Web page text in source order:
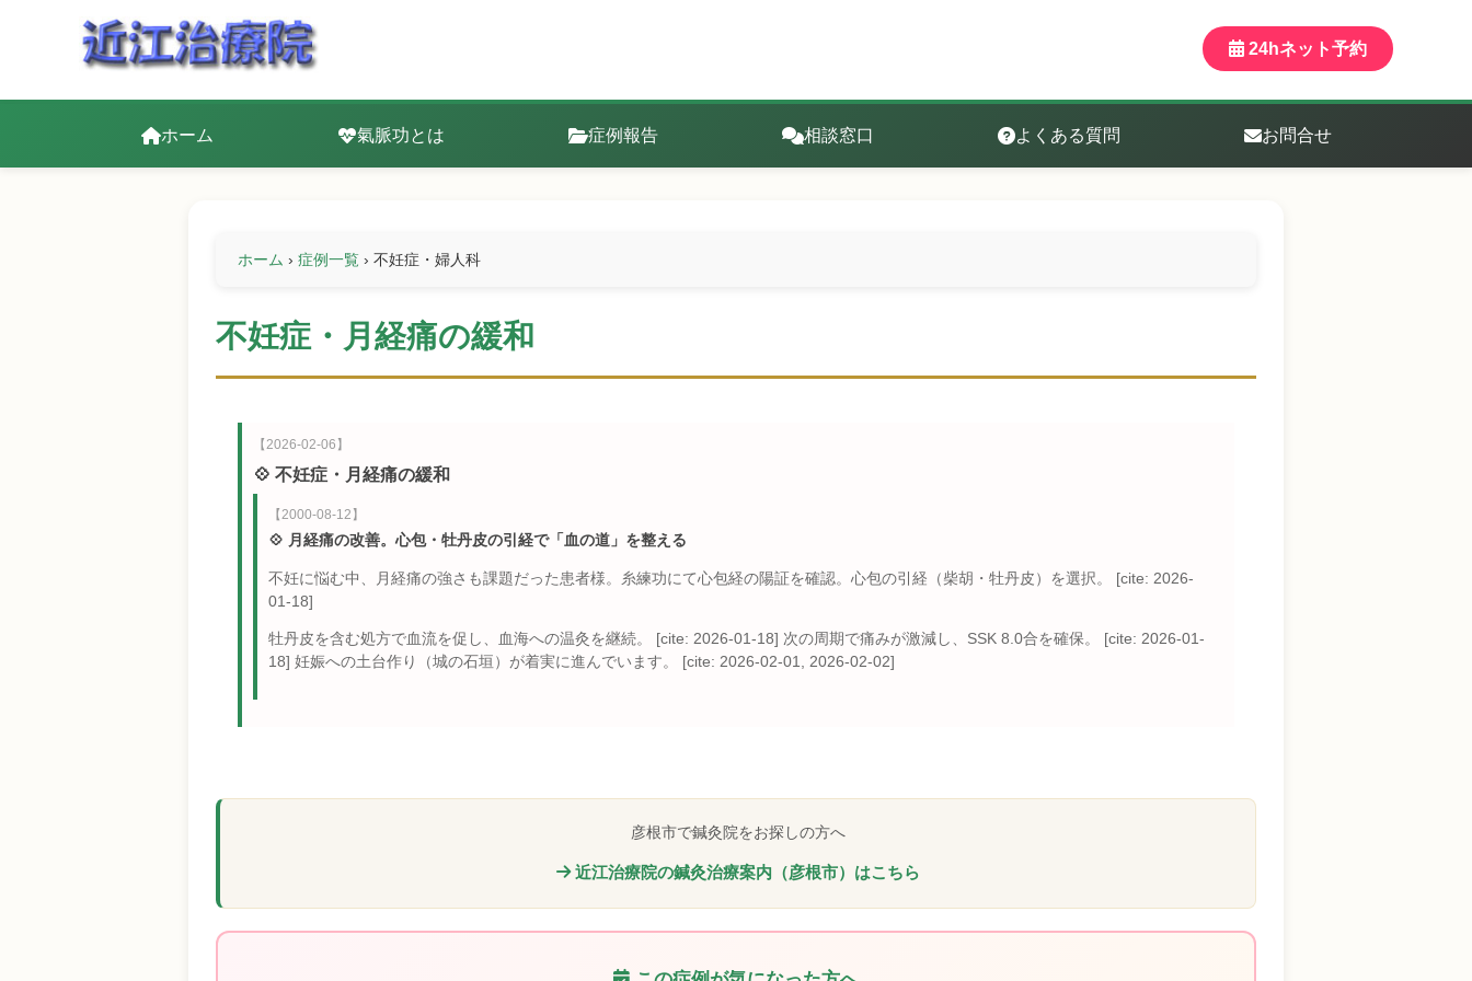
24hネット予約
ホーム 氣脈功とは 症例報告 相談窓口 よくある質問 お問合せ
ホーム › 症例一覧 › 不妊症・婦人科
不妊症・月経痛の緩和
【2026-02-06】
💠 不妊症・月経痛の緩和
【2000-08-12】
💠 月経痛の改善。心包・牡丹皮の引経で「血の道」を整える
不妊に悩む中、月経痛の強さも課題だった患者様。糸練功にて心包経の陽証を確認。心包の引経（柴胡・牡丹皮）を選択。 [cite: 2026-
01-18]
牡丹皮を含む処方で血流を促し、血海への温灸を継続。 [cite: 2026-01-18] 次の周期で痛みが激減し、SSK 8.0合を確保。 [cite: 2026-01-
18] 妊娠への土台作り（城の石垣）が着実に進んでいます。 [cite: 2026-02-01, 2026-02-02]
彦根市で鍼灸院をお探しの方へ
近江治療院の鍼灸治療案内（彦根市）はこちら